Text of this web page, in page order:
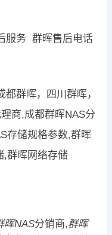
服务 群晖售后电话
群晖，四川群晖，
商,成都群晖NAS分
存储规格参数,群晖
,群晖网络存储
晖NAS分销商,群晖